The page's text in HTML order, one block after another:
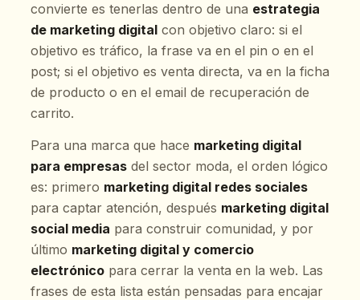
convierte es tenerlas dentro de una estrategia
de marketing digital con objetivo claro: si el
objetivo es tráfico, la frase va en el pin o en el
post; si el objetivo es venta directa, va en la ficha
de producto o en el email de recuperación de
carrito.
Para una marca que hace marketing digital
para empresas del sector moda, el orden lógico
es: primero marketing digital redes sociales
para captar atención, después marketing digital
social media para construir comunidad, y por
último marketing digital y comercio
electrónico para cerrar la venta en la web. Las
frases de esta lista están pensadas para encajar